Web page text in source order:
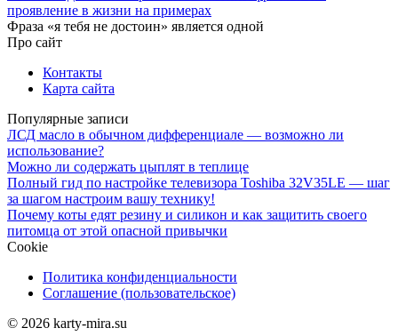
проявление в жизни на примерах
Фраза «я тебя не достоин» является одной
Про сайт
Контакты
Карта сайта
Популярные записи
ЛСД масло в обычном дифференциале — возможно ли
использование?
Можно ли содержать цыплят в теплице
Полный гид по настройке телевизора Toshiba 32V35LE — шаг
за шагом настроим вашу технику!
Почему коты едят резину и силикон и как защитить своего
питомца от этой опасной привычки
Cookie
Политика конфиденциальности
Соглашение (пользовательское)
© 2026 karty-mira.su